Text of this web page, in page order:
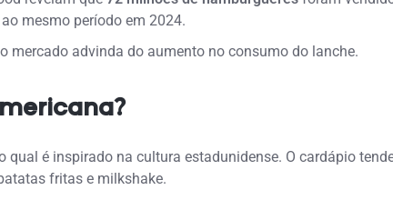
mesmo período em 2024.
mercado advinda do aumento no consumo do lanche.
qual é inspirado na cultura estadunidense. O cardápio
fritas e milkshake.